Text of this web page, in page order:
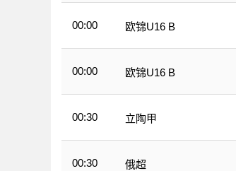
00:00 欧锦U16 B
00:00 欧锦U16 B
00:30 立陶甲
00:30 俄超